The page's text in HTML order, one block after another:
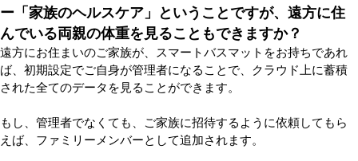
ー「家族のヘルスケア」ということですが、遠方に住
んでいる両親の体重を見ることもできますか？
遠方にお住まいのご家族が、スマートバスマットをお持ちであれ
ば、初期設定でご自身が管理者になることで、クラウド上に蓄積
された全てのデータを見ることができます。
もし、管理者でなくても、ご家族に招待するように依頼してもら
えば、ファミリーメンバーとして追加されます。